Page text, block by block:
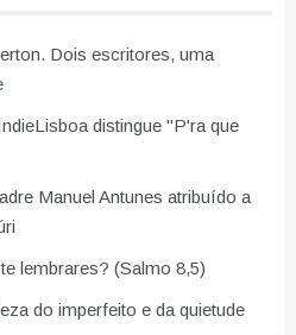
Dois escritores, uma
distingue "P'ra que
Manuel Antunes atribuído a
lembrares? (Salmo 8,5)
do imperfeito e da quietude